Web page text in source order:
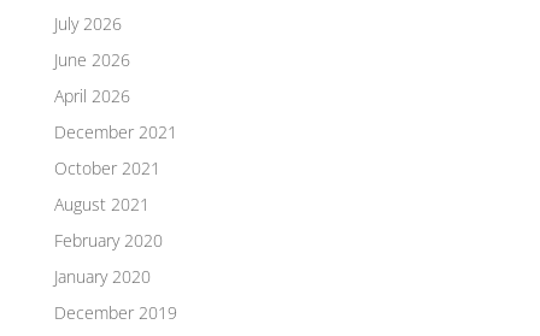
July 2026
June 2026
April 2026
December 2021
October 2021
August 2021
February 2020
January 2020
December 2019